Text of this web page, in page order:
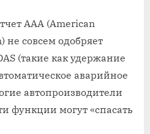
AAA (American
не совсем одобряет
(такие как удержание
аварийное
автопроизводители
функции могут «спасать